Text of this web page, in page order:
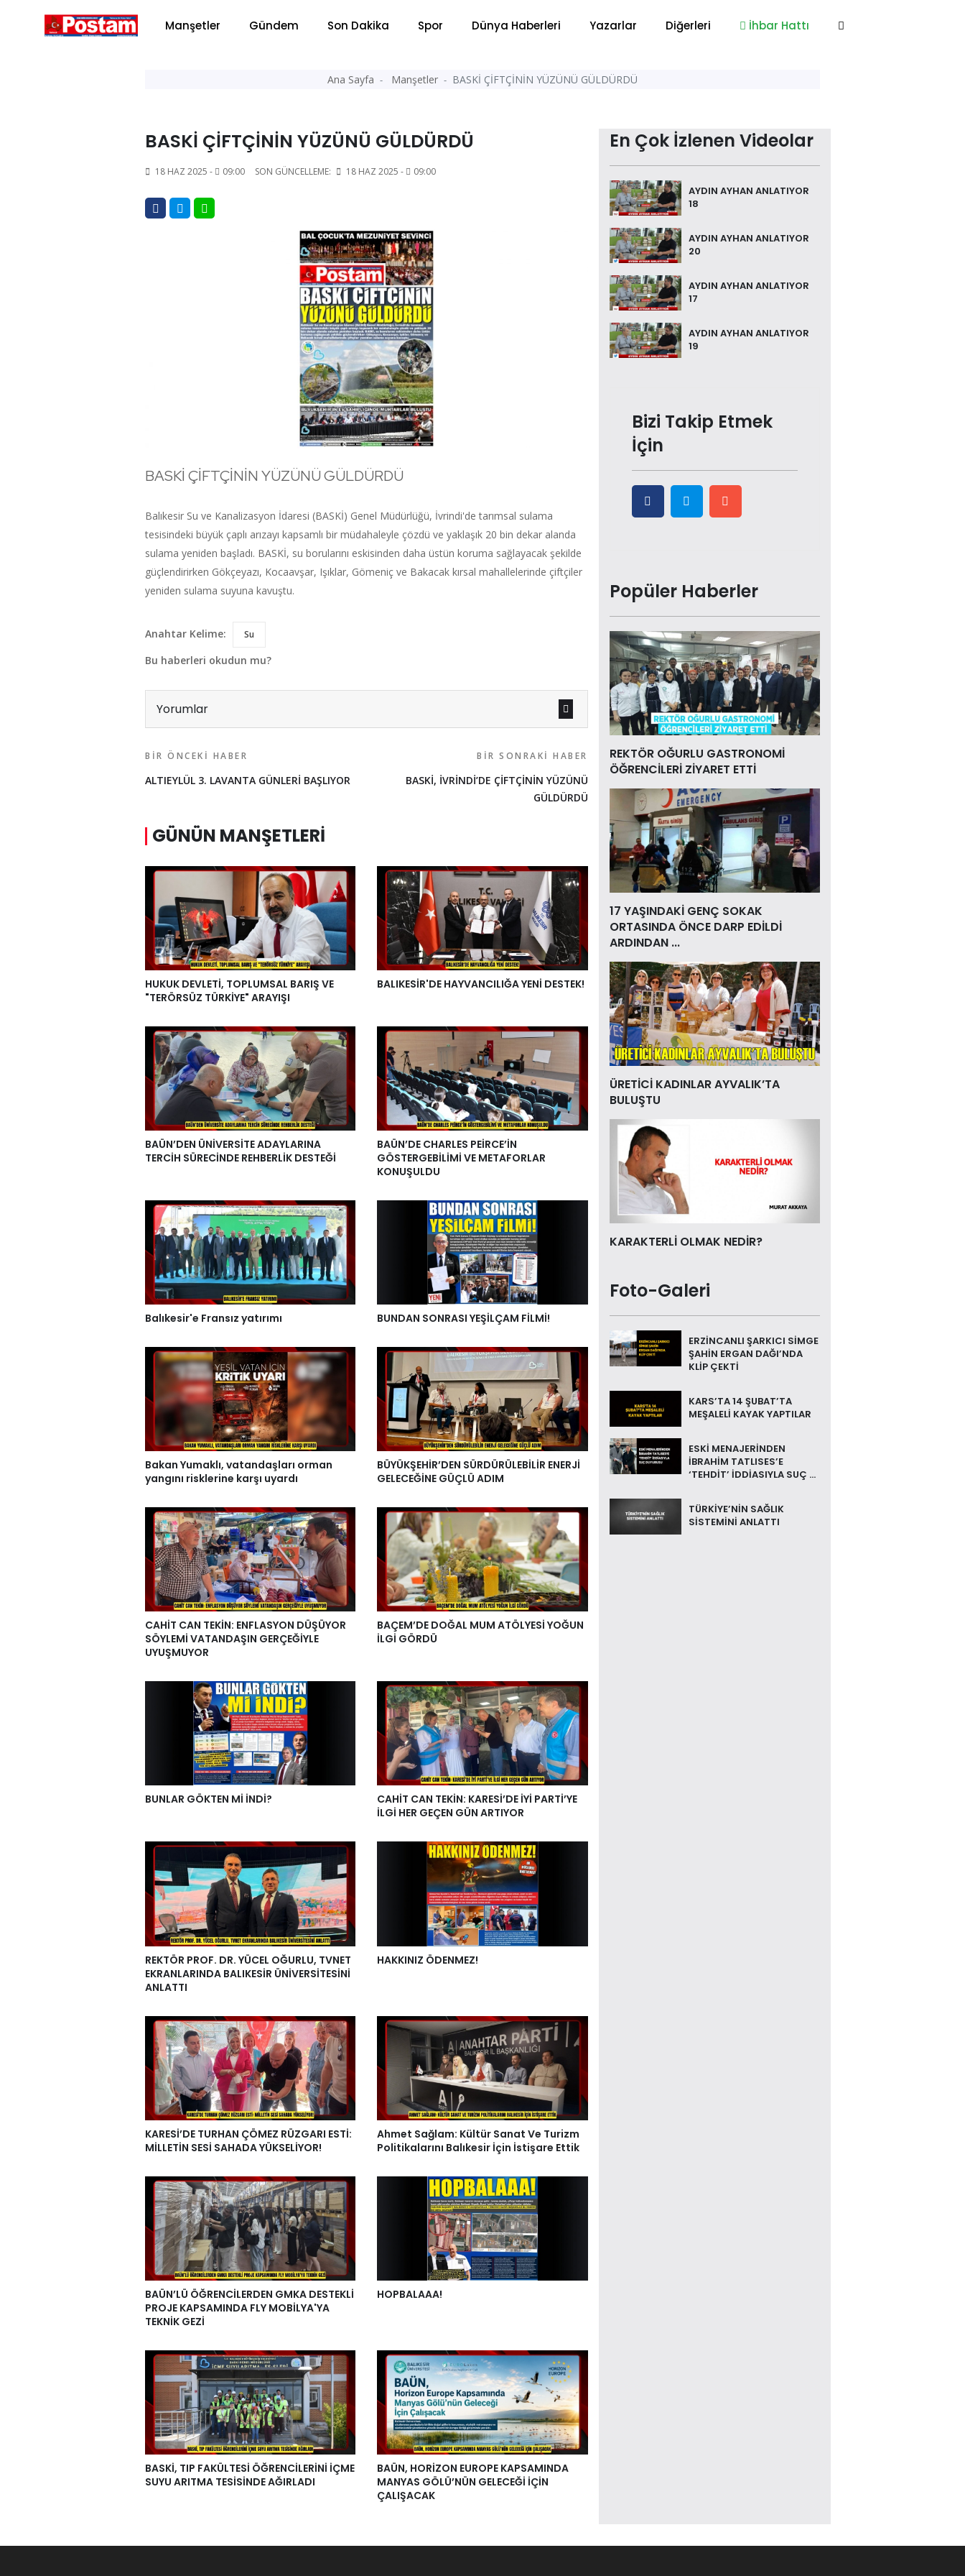
Manşetler Gündem Son Dakika Spor Dünya Haberleri Yazarlar Diğerleri İhbar Hattı
Ana Sayfa Manşetler BASKİ ÇİFTÇİNİN YÜZÜNÜ GÜLDÜRDÜ
BASKİ ÇİFTÇİNİN YÜZÜNÜ GÜLDÜRDÜ
18 HAZ 2025 - 09:00 SON GÜNCELLEME: 18 HAZ 2025 - 09:00
BASKİ ÇİFTÇİNİN YÜZÜNÜ GÜLDÜRDÜ
Balıkesir Su ve Kanalizasyon İdaresi (BASKİ) Genel Müdürlüğü, İvrindi'de tarımsal sulama
tesisindeki büyük çaplı arızayı kapsamlı bir müdahaleyle çözdü ve yaklaşık 20 bin dekar alanda
sulama yeniden başladı. BASKİ, su borularını eskisinden daha üstün koruma sağlayacak şekilde
güçlendirirken Gökçeyazı, Kocaavşar, Işıklar, Gömeniç ve Bakacak kırsal mahallelerinde çiftçiler
yeniden sulama suyuna kavuştu.
Anahtar Kelime: Su
Bu haberleri okudun mu?
Yorumlar
BIR ÖNCEKI HABER
ALTIEYLÜL 3. LAVANTA GÜNLERİ BAŞLIYOR
BIR SONRAKI HABER
BASKİ, İVRİNDİ’DE ÇİFTÇİNİN YÜZÜNÜ
GÜLDÜRDÜ
GÜNÜN MANŞETLERI
HUKUK DEVLETİ, TOPLUMSAL BARIŞ VE
"TERÖRSÜZ TÜRKİYE" ARAYIŞI
BALIKESİR'DE HAYVANCILIĞA YENİ DESTEK!
BAÜN’DEN ÜNİVERSİTE ADAYLARINA
TERCİH SÜRECİNDE REHBERLİK DESTEĞİ
BAÜN’DE CHARLES PEİRCE’İN
GÖSTERGEBİLİMİ VE METAFORLAR
KONUŞULDU
Balıkesir'e Fransız yatırımı BUNDAN SONRASI YEŞİLÇAM FİLMİ!
Bakan Yumaklı, vatandaşları orman
yangını risklerine karşı uyardı
BÜYÜKŞEHİR’DEN SÜRDÜRÜLEBİLİR ENERJİ
GELECEĞİNE GÜÇLÜ ADIM
CAHİT CAN TEKİN: ENFLASYON DÜŞÜYOR
SÖYLEMİ VATANDAŞIN GERÇEĞİYLE
UYUŞMUYOR
BAÇEM’DE DOĞAL MUM ATÖLYESİ YOĞUN
İLGİ GÖRDÜ
BUNLAR GÖKTEN Mİ İNDİ?
CAHİT CAN TEKİN: KARESİ’DE İYİ PARTİ’YE
İLGİ HER GEÇEN GÜN ARTIYOR
REKTÖR PROF. DR. YÜCEL OĞURLU, TVNET
EKRANLARINDA BALIKESİR ÜNİVERSİTESİNİ
ANLATTI
HAKKINIZ ÖDENMEZ!
KARESİ’DE TURHAN ÇÖMEZ RÜZGARI ESTİ:
MİLLETİN SESİ SAHADA YÜKSELİYOR!
Ahmet Sağlam: Kültür Sanat Ve Turizm
Politikalarını Balıkesir İçin İstişare Ettik
BAÜN’LÜ ÖĞRENCİLERDEN GMKA DESTEKLİ
PROJE KAPSAMINDA FLY MOBİLYA'YA
TEKNİK GEZİ
HOPBALAAA!
BASKİ, TIP FAKÜLTESİ ÖĞRENCİLERİNİ İÇME
SUYU ARITMA TESİSİNDE AĞIRLADI
BAÜN, HORİZON EUROPE KAPSAMINDA
MANYAS GÖLÜ’NÜN GELECEĞİ İÇİN
ÇALIŞACAK
En Çok İzlenen Videolar
AYDIN AYHAN ANLATIYOR
18
AYDIN AYHAN ANLATIYOR
20
AYDIN AYHAN ANLATIYOR
17
AYDIN AYHAN ANLATIYOR
19
Bizi Takip Etmek
İçin
Popüler Haberler
REKTÖR OĞURLU GASTRONOMİ
ÖĞRENCİLERİ ZİYARET ETTİ
17 YAŞINDAKİ GENÇ SOKAK
ORTASINDA ÖNCE DARP EDİLDİ
ARDINDAN ...
ÜRETİCİ KADINLAR AYVALIK’TA
BULUŞTU
KARAKTERLİ OLMAK NEDİR?
Foto-Galeri
ERZİNCANLI ŞARKICI SİMGE
ŞAHİN ERGAN DAĞI’NDA
KLİP ÇEKTİ
KARS’TA 14 ŞUBAT’TA
MEŞALELİ KAYAK YAPTILAR
ESKİ MENAJERİNDEN
İBRAHİM TATLISES’E
‘TEHDİT’ İDDİASIYLA SUÇ ...
TÜRKİYE’NİN SAĞLIK
SİSTEMİNİ ANLATTI